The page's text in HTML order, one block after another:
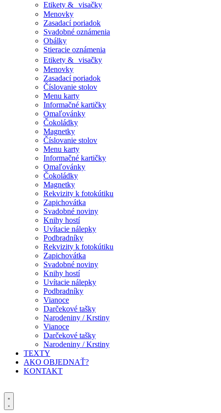
Etikety & visačky
Menovky
Zasadací poriadok
Svadobné oznámenia
Obálky
Stieracie oznámenia
Etikety & visačky
Menovky
Zasadací poriadok
Číslovanie stolov
Menu karty
Informačné kartičky
Omaľovánky
Čokoládky
Magnetky
Číslovanie stolov
Menu karty
Informačné kartičky
Omaľovánky
Čokoládky
Magnetky
Rekvizity k fotokútiku
Zapichovátka
Svadobné noviny
Knihy hostí
Uvítacie nálepky
Podbradníky
Rekvizity k fotokútiku
Zapichovátka
Svadobné noviny
Knihy hostí
Uvítacie nálepky
Podbradníky
Vianoce
Darčekové tašky
Narodeniny / Krstiny
Vianoce
Darčekové tašky
Narodeniny / Krstiny
TEXTY
AKO OBJEDNAŤ?
KONTAKT